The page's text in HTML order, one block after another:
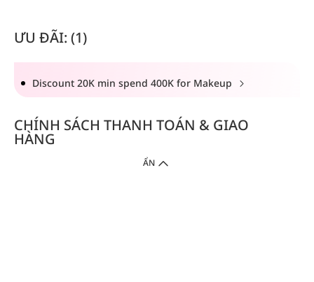
ƯU ĐÃI: (1)
Discount 20K min spend 400K for Makeup
CHÍNH SÁCH THANH TOÁN & GIAO
HÀNG
ẨN